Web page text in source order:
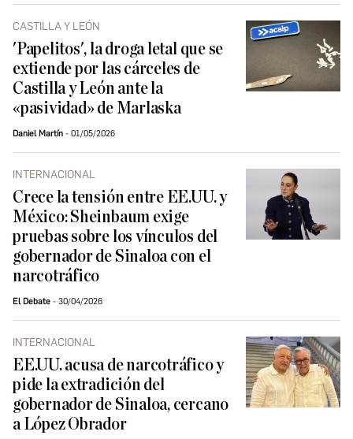
CASTILLA Y LEÓN
'Papelitos', la droga letal que se
extiende por las cárceles de
Castilla y León ante la
«pasividad» de Marlaska
Daniel Martín 01/05/2026
INTERNACIONAL
Crece la tensión entre EE.UU. y
México: Sheinbaum exige
pruebas sobre los vínculos del
gobernador de Sinaloa con el
narcotráfico
El Debate 30/04/2026
INTERNACIONAL
EE.UU. acusa de narcotráfico y
pide la extradición del
gobernador de Sinaloa, cercano
a López Obrador